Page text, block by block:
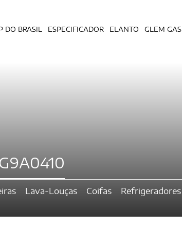
DO BRASIL ESPECIFICADOR ELANTO GLEM GAS
Lava-Louças Coifas Refrigeradores